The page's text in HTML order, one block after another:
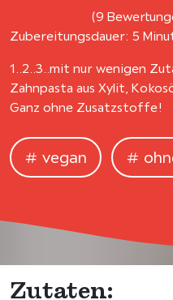
(9
Zubereitungsdauer: 5
1..2..3..mit nur wenigen
Zahnpasta aus Xylit,
Ganz ohne Zusatzstoffe!
vegan
Zutaten: